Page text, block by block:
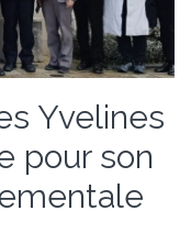
Yvelines
pour son